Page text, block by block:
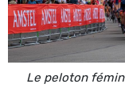
Le peloton